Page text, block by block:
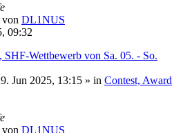
von DL1NUS
09:32
Wettbewerb von Sa. 05. - So.
Jun 2025, 13:15 » in Contest, Award
von DL1NUS